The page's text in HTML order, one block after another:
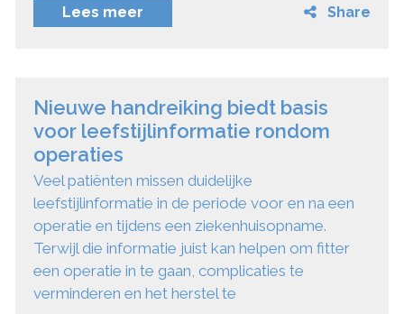
Lees meer
Share
Nieuwe handreiking biedt basis
voor leefstijlinformatie rondom
operaties
Veel patiënten missen duidelijke
leefstijlinformatie in de periode voor en na een
operatie en tijdens een ziekenhuisopname.
Terwijl die informatie juist kan helpen om fitter
een operatie in te gaan, complicaties te
verminderen en het herstel te